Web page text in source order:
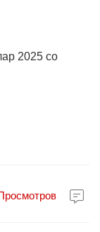
2025 со